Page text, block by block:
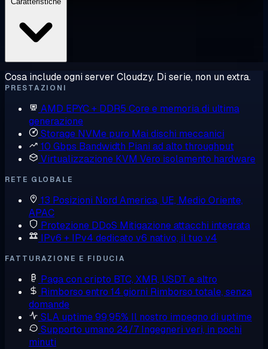
Cosa include ogni server Cloudzy. Di serie, non un extra.
PRESTAZIONI
AMD EPYC + DDR5 Core e memoria di ultima
generazione
Storage NVMe puro Mai dischi meccanici
10 Gbps Bandwidth Piani ad alto throughput
Virtualizzazione KVM Vero isolamento hardware
RETE GLOBALE
13 Posizioni Nord America, UE, Medio Oriente,
APAC
Protezione DDoS Mitigazione attacchi integrata
IPv6 + IPv4 dedicato v6 nativo, il tuo v4
FATTURAZIONE E FIDUCIA
Paga con cripto BTC, XMR, USDT e altro
Rimborso entro 14 giorni Rimborso totale, senza
domande
SLA uptime 99,95% Il nostro impegno di uptime
Supporto umano 24/7 Ingegneri veri, in pochi
minuti